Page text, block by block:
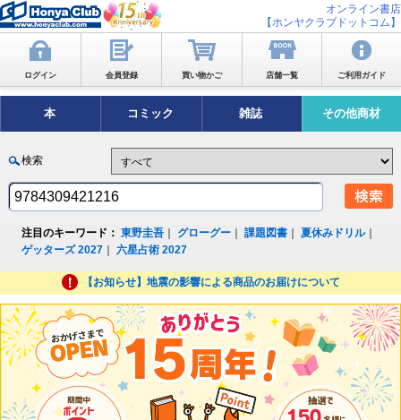
オンライン書店
【ホンヤクラブドットコム】
ログイン 会員登録 買い物かご 店舗一覧 ご利用ガイド
本 コミック 雑誌 その他商材
検索
注目のキーワード： 東野圭吾 グローグー ｜課題図書 ｜夏休みドリル｜
ゲッターズ 2027 ｜六星占術 2027
【お知らせ】地震の影響による商品のお届けについて